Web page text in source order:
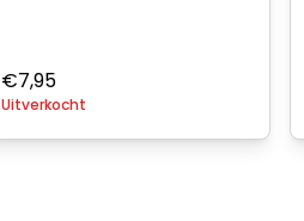
€7,95
Uitverkocht